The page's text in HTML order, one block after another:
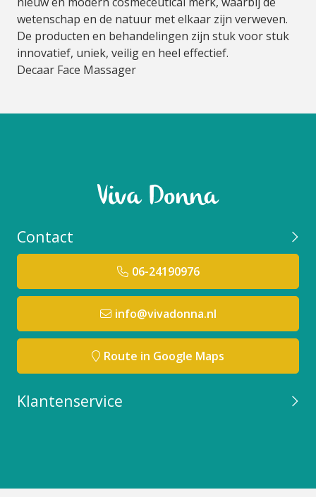
wetenschap en de natuur met elkaar zijn verweven.
De producten en behandelingen zijn stuk voor stuk
innovatief, uniek, veilig en heel effectief.
Decaar Face Massager
Contact
06-24190976
info@vivadonna.nl
Route in Google Maps
Klantenservice